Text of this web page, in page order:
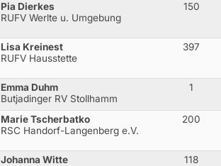
Pia Dierkes
RUFV Werlte u. Umgebung
150
Lisa Kreinest
RUFV Hausstette
397
Emma Duhm
Butjadinger RV Stollhamm
1
Marie Tscherbatko
RSC Handorf-Langenberg e.V.
200
Johanna Witte
118